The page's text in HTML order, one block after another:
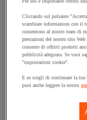
Antivibrazioni
Asta filettata
Boccola, inserto,
Bullone
Calamita di
Cardine, cerniera e
Cerniera
Fascetta di serraggio
Cliccando sul pulsante
scambiare informazioni con il
consentono al nostro team di
prestazioni del nostro sito
consente di offrirti prodotti
pubblicità adeguata. Se vuoi
"impostazioni cookie".
E se scegli di continuare la
puoi anche leggere la nostra